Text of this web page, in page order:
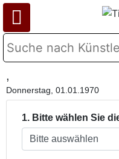
,
Donnerstag, 01.01.1970
1. Bitte wählen Sie